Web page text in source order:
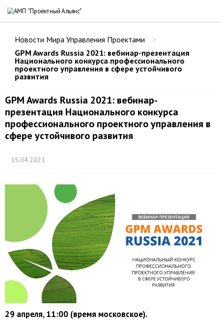
Новости Мира Управления Проектами >
GPM Awards Russia 2021: вебинар-презентация
Национального конкурса профессионального
проектного управления в сфере устойчивого
развития
GPM Awards Russia 2021: вебинар-
презентация Национального конкурса
профессионального проектного управления в
сфере устойчивого развития
15.04.2021
29 апреля, 11:00 (время московское).